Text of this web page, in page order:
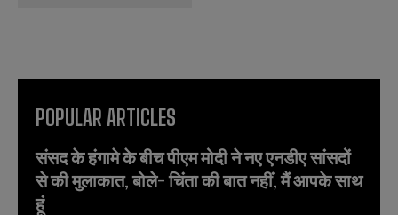
POPULAR ARTICLES
संसद के हंगामे के बीच पीएम मोदी ने नए एनडीए सांसदों
से की मुलाकात, बोले- चिंता की बात नहीं, मैं आपके साथ
हूं